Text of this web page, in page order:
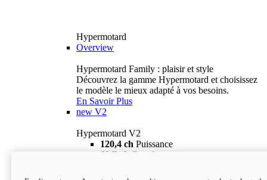
Hypermotard
Overview
Hypermotard Family : plaisir et style
Découvrez la gamme Hypermotard et choisissez
le modèle le mieux adapté à vos besoins.
En Savoir Plus
new V2
Hypermotard V2
120,4 ch Puissance
69 lb-ft
Couple
18 895 $